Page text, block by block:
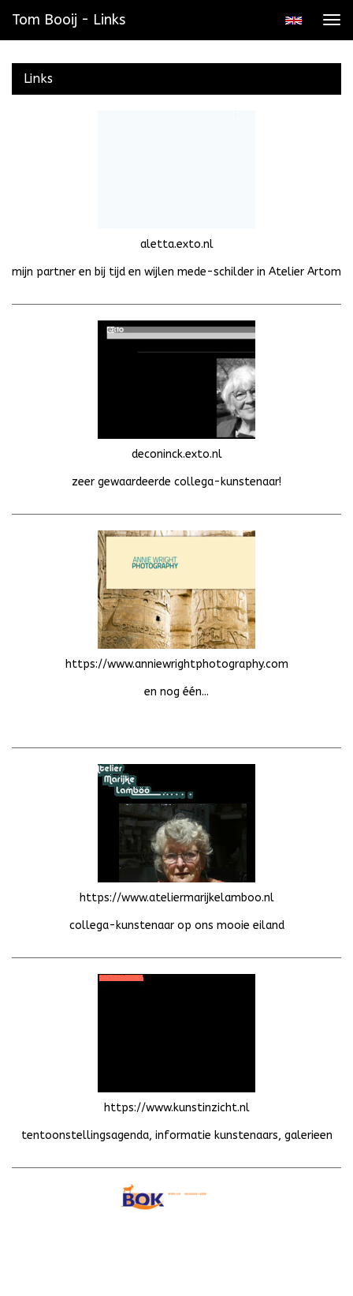
Tom Booij - Links
Links
aletta.exto.nl
mijn partner en bij tijd en wijlen mede-schilder in Atelier Artom
deconinck.exto.nl
zeer gewaardeerde collega-kunstenaar!
https://www.anniewrightphotography.com
en nog één...
https://www.ateliermarijkelamboo.nl
collega-kunstenaar op ons mooie eiland
https://www.kunstinzicht.nl
tentoonstellingsagenda, informatie kunstenaars, galerieen